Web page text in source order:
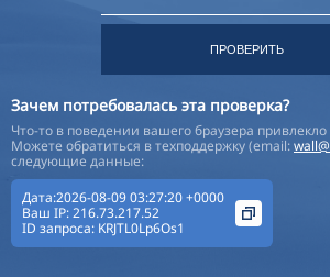
ПРОВЕРИТЬ
Зачем потребовалась эта проверка?
Что-то в поведении вашего браузера
Можете обратиться в техподдержку (email:
следующие данные:
Дата:2026-08-09 03:27:20 +0000
Ваш IP:216.73.217.52
ID запроса: KRJTL0Lp6Os1